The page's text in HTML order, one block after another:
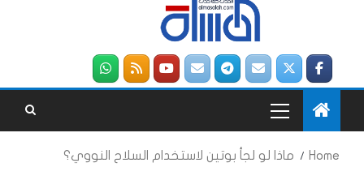
Home ماذا لو لجأ بوتين لاستخدام السلاح النووي؟